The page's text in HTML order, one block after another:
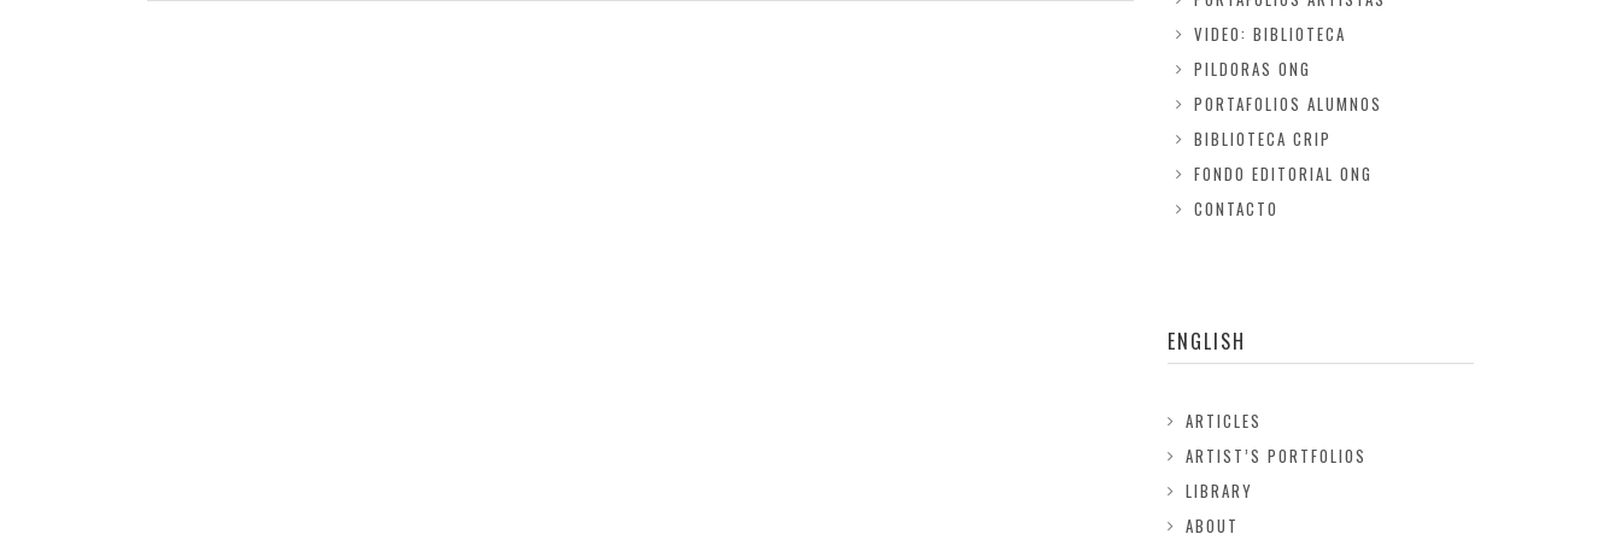
VIDEO: BIBLIOTECA
PILDORAS ONG
PORTAFOLIOS ALUMNOS
BIBLIOTECA CRIP
FONDO EDITORIAL ONG
CONTACTO
ENGLISH
ARTICLES
ARTIST’S PORTFOLIOS
LIBRARY
ABOUT